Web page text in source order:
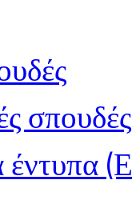
έντυπα